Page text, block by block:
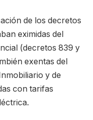
de los decretos
eximidas del
(decretos 839 y
exentas del
y de
con tarifas